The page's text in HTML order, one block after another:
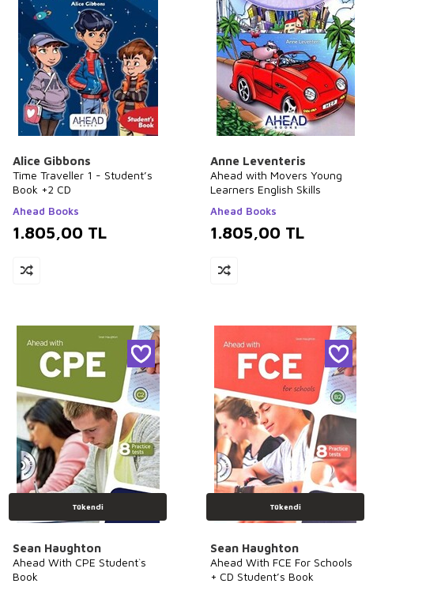
Alice Gibbons
Time Traveller 1 - Student’s
Book +2 CD
Ahead Books
1.805,00 TL
Anne Leventeris
Ahead with Movers Young
Learners English Skills
Ahead Books
1.805,00 TL
Tükendi
Sean Haughton
Ahead With CPE Student`s
Book
Tükendi
Sean Haughton
Ahead With FCE For Schools
+ CD Student’s Book